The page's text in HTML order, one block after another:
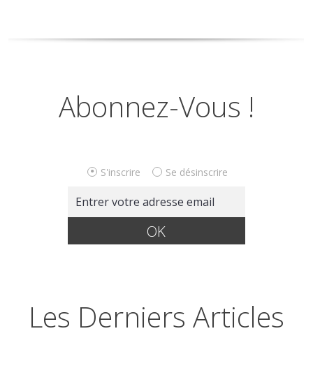
Abonnez-Vous !
S'inscrire Se désinscrire
Les Derniers Articles